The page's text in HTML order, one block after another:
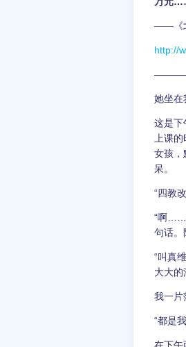
——《
http://
她坐在
这是下
上课
女孩，
呆。
“四教
“啊……
句话。
“叫真
大大的
我一片
“都是